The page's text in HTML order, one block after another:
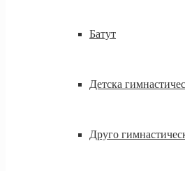
Батут
Детска
Друго